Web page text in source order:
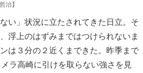
治】
い」状況に立たされてきた日立。そ
浮上のはずみまではつけられないま
は３分の２近くまできた。昨季まで
ラ高崎に引けを取らない強さを見